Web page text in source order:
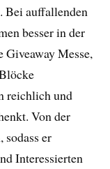
Bei auffallenden
besser in der
Giveaway Messe,
reichlich und
Von der
sodass er
Interessierten